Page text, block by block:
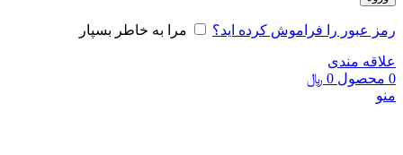
رمز عبور را فراموش کرده اید؟ مرا به خاطر بسپار
علاقه مندی
0 محصول 0 ﷼
منو